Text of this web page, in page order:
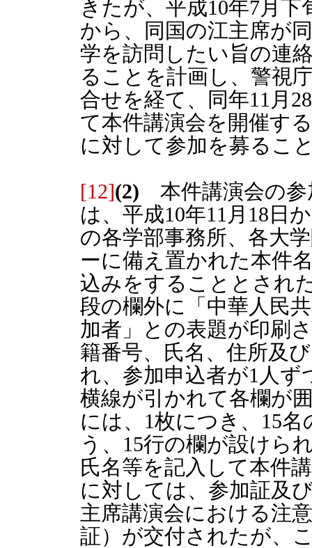
きたが、平成10年7月
から、同国の江主席が
学を訪問したい旨の連
ることを計画し、警視
合せを経て、同年11月
て本件講演会を開催す
に対して参加を募るこ
[12](2) 本件講演会の参
は、平成10年11月18日
の各学部事務所、各大
ーに備え置かれた本件
込みをすることとされ
段の欄外に「中華人民
加者」との表題が印刷
籍番号、氏名、住所及
れ、参加申込者が1人
横線が引かれて各欄が
には、1枚につき、15
う、15行の欄が設けら
氏名等を記入して本件
に対しては、参加証及
主席講演会における注
証）が交付されたが、